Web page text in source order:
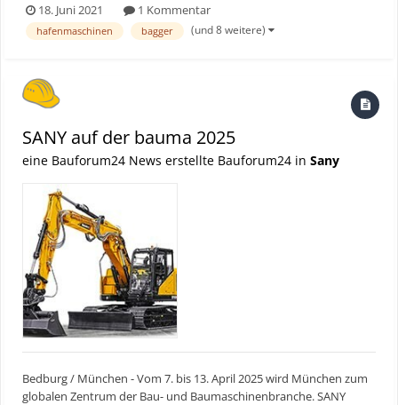
und Anforderungen erfüllt. Der SY305C ist eine Baumaschine, die
sich durch Leistung, Effizienz, Ökonomie und
18. Juni 2021 1 Kommentar
hafenmaschinen bagger (und 8 weitere)
SANY auf der bauma 2025
eine Bauforum24 News erstellte Bauforum24 in Sany
Bedburg / München - Vom 7. bis 13. April 2025 wird München zum
globalen Zentrum der Bau- und Baumaschinenbranche. SANY